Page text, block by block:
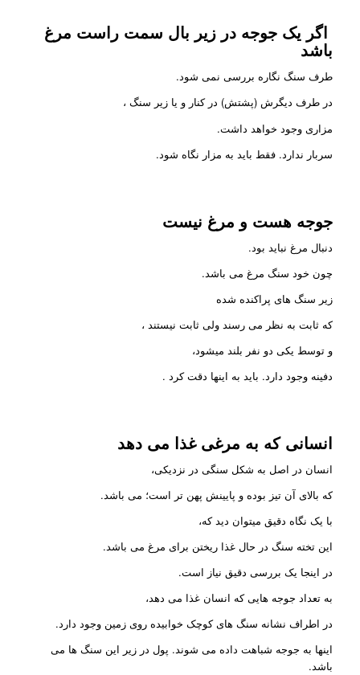
اگر یک جوجه در زیر بال سمت راست مرغ
باشد
طرف سنگ نگاره بررسی نمی شود.
در طرف دیگرش (پشتش) در کنار و یا زیر سنگ ،
مزاری وجود خواهد داشت.
سربار ندارد. فقط باید به مزار نگاه شود.
جوجه هست و مرغ نیست
دنبال مرغ نباید بود.
چون خود سنگ مرغ می باشد.
زیر سنگ های پراکنده شده
که ثابت به نظر می رسند ولی ثابت نیستند ،
و توسط یکی دو نفر بلند میشود،
دفینه وجود دارد. باید به اینها دقت کرد .
انسانی که به مرغی غذا می دهد
انسان در اصل به شکل سنگی در نزدیکی،
که بالای آن تیز بوده و پایینش پهن تر است؛ می باشد.
با یک نگاه دقیق میتوان دید که،
این تخته سنگ در حال غذا ریختن برای مرغ می باشد.
در اینجا یک بررسی دقیق نیاز است.
به تعداد جوجه هایی که انسان غذا می دهد،
در اطراف نشانه سنگ های کوچک خوابیده روی زمین وجود دارد.
اینها به جوجه شباهت داده می شوند. پول در زیر این سنگ ها می
باشد.